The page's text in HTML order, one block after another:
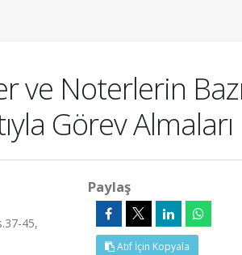
ve Noterlerin Bazı
Görev Almaları
45,
Paylaş
Atıf İçin Kopyala